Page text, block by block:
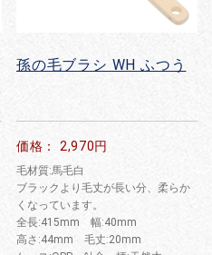
孫の毛ブラシ WH ふつう
価格： 2,970円
毛材質:馬毛白
ブラックより毛丈が長い分、柔らか
くなっています。
全長:415mm 幅:40mm
高さ:44mm 毛丈:20mm